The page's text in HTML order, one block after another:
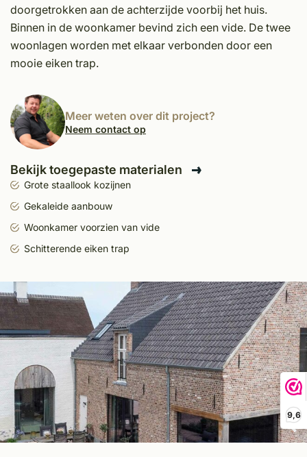
9,6
doorgetrokken aan de achterzijde voorbij het huis.
Binnen in de woonkamer bevind zich een vide. De twee
woonlagen worden met elkaar verbonden door een
mooie eiken trap.
Meer weten over dit project?
Neem contact op
Bekijk toegepaste materialen
Grote staallook kozijnen
Gekaleide aanbouw
Woonkamer voorzien van vide
Schitterende eiken trap